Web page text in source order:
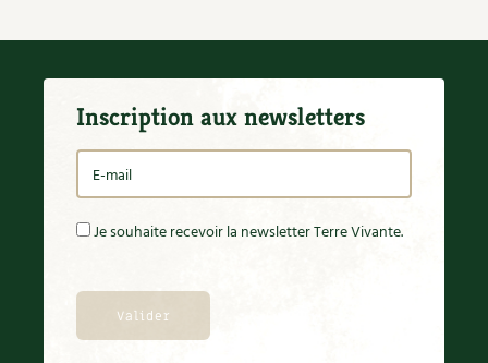
Paille
Panais
Parasite
Partenariat
Participatif
Patate douce
Pelouse
Inscription aux newsletters
Je souhaite recevoir la newsletter Terre Vivante.